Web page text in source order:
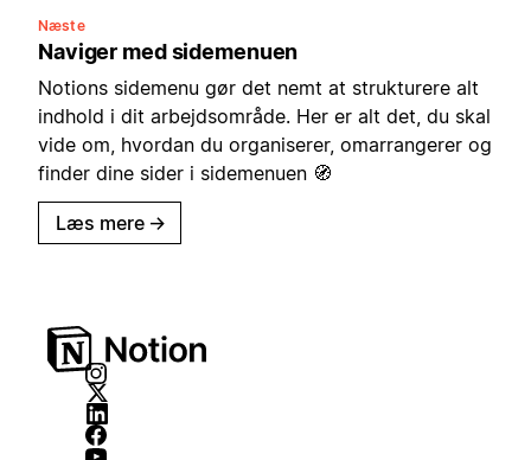
Næste
Naviger med sidemenuen
Notions sidemenu gør det nemt at strukturere alt
indhold i dit arbejdsområde. Her er alt det, du skal
vide om, hvordan du organiserer, omarrangerer og
finder dine sider i sidemenuen 🧭
Læs mere →